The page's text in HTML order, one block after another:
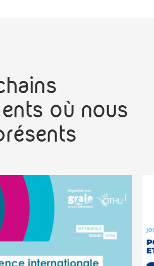
où nous